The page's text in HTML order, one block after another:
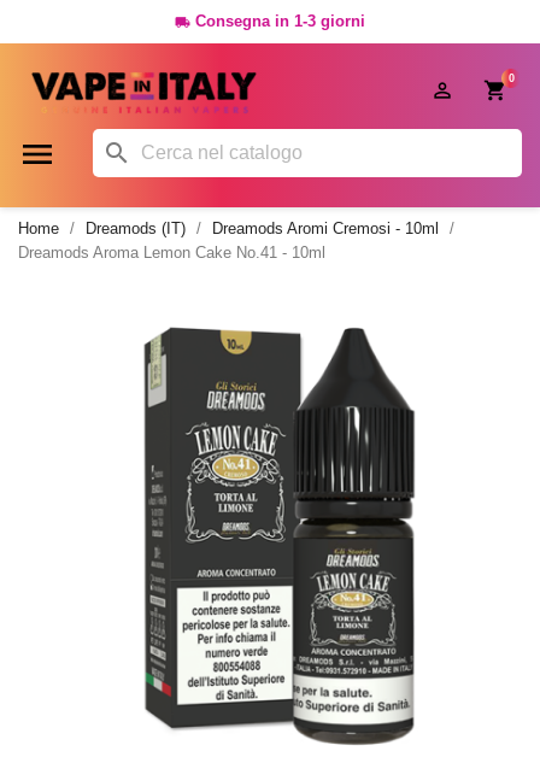
 Consegna in 1-3 giorni
0

 
Home Dreamods (IT)
Dreamods Aromi Cremosi - 10ml
Dreamods Aroma Lemon Cake No.41 - 10ml